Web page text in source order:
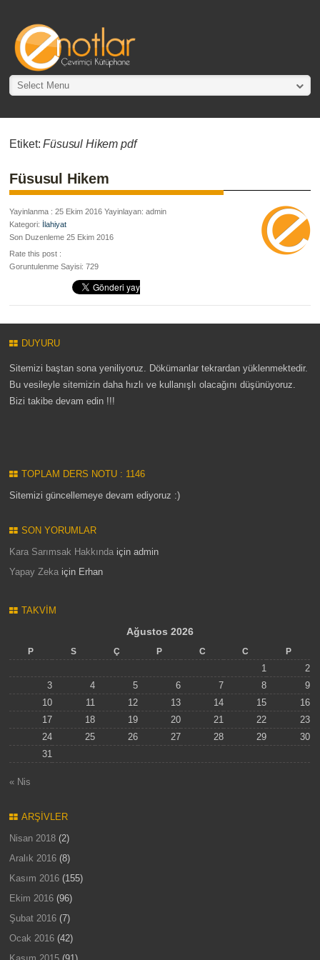
Select Menu
Etiket:Füsusul Hikem pdf
Füsusul Hikem
Yayinlanma : 25 Ekim 2016 Yayinlayan: admin
Kategori: İlahiyat
Son Duzenleme 25 Ekim 2016
Rate this post :
Goruntulenme Sayisi: 729
DUYURU
Sitemizi baştan sona yeniliyoruz. Dökümanlar tekrardan yüklenmektedir.
Bu vesileyle sitemizin daha hızlı ve kullanışlı olacağını düşünüyoruz.
Bizi takibe devam edin !!!
TOPLAM DERS NOTU : 1146
Sitemizi güncellemeye devam ediyoruz :)
SON YORUMLAR
Kara Sarımsak Hakkında içinadmin
Yapay Zeka için Erhan
TAKVIM
Ağustos 2026
P S Ç P C C P
1
2
3
4 5 6 7 8
9
10
11 12 13 14 15
16
17
18 19 20 21 22
23
24
25 26 27 28 29
30
31
« Nis
ARŞIVLER
Nisan 2018 (2)
Aralık 2016 (8)
Kasım 2016 (155)
Ekim 2016 (96)
Şubat 2016 (7)
Ocak 2016 (42)